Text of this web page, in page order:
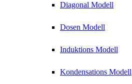
Diagonal Modell
Dosen Modell
Induktions Modell
Kondensations Modell